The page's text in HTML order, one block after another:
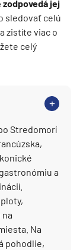
zodpovedá jej
sledovať celú
zistíte viac o
celý
Stredomorí
a
Na
pohodlie,